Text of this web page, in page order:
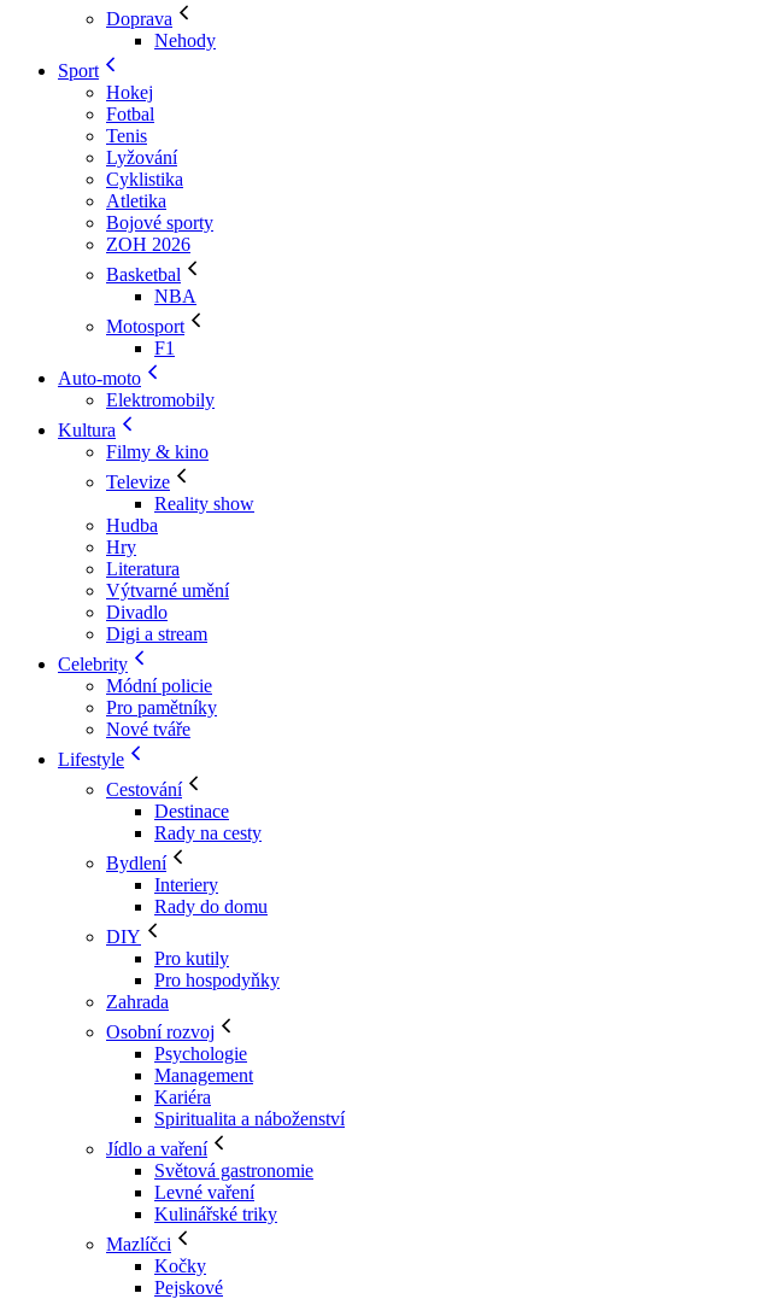
Doprava
Nehody
Sport
Hokej
Fotbal
Tenis
Lyžování
Cyklistika
Atletika
Bojové sporty
ZOH 2026
Basketbal
NBA
Motosport
F1
Auto-moto
Elektromobily
Kultura
Filmy & kino
Televize
Reality show
Hudba
Hry
Literatura
Výtvarné umění
Divadlo
Digi a stream
Celebrity
Módní policie
Pro pamětníky
Nové tváře
Lifestyle
Cestování
Destinace
Rady na cesty
Bydlení
Interiery
Rady do domu
DIY
Pro kutily
Pro hospodyňky
Zahrada
Osobní rozvoj
Psychologie
Management
Kariéra
Spiritualita a náboženství
Jídlo a vaření
Světová gastronomie
Levné vaření
Kulinářské triky
Mazlíčci
Kočky
Pejskové